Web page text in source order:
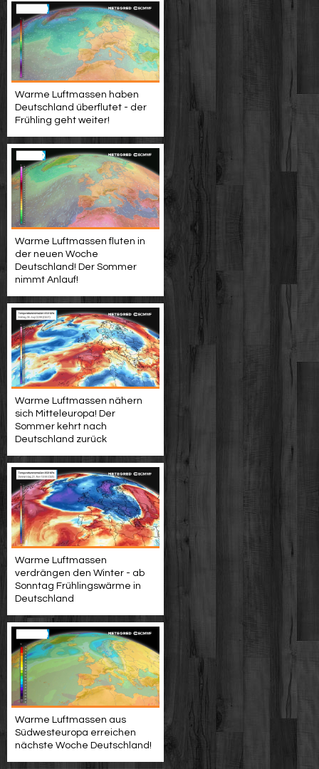
Warme Luftmassen haben
Deutschland überflutet - der
Frühling geht weiter!
Warme Luftmassen fluten in
der neuen Woche
Deutschland! Der Sommer
nimmt Anlauf!
Warme Luftmassen nähern
sich Mitteleuropa! Der
Sommer kehrt nach
Deutschland zurück
Warme Luftmassen
verdrängen den Winter - ab
Sonntag Frühlingswärme in
Deutschland
Warme Luftmassen aus
Südwesteuropa erreichen
nächste Woche Deutschland!